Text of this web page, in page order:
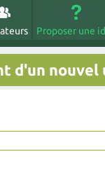
Proposer une
d'un